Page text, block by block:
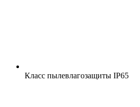
Класс пылевлагозащиты IP65